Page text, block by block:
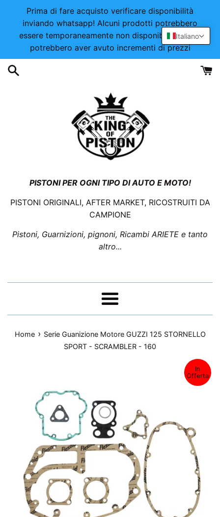
Italiano
direttamente
Prima di fare acquisto verificare disponibilità
inviando whatsapp! Alcuni prodotti potrebbero
essere temporaneamente non disponibili o alcuni
potrebbero aver avuto incrementi di prezzi
PISTONI PER OGNI TIPO DI AUTO E MOTO!
PISTONI ORIGINALI, AFTER MARKET, RICOSTRUITI DA
CAMPIONE
Pistoni, Guarnizioni, pignoni, Ricambi ARIETE e tanto
altro...
Menu
Home › Serie Guanizione Motore GUZZI 125 STORNELLO
SPORT - SCRAMBLER - 160
In
Offerta